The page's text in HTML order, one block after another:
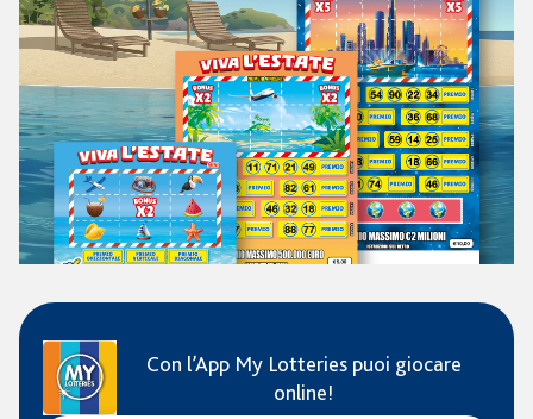
Con l’App My Lotteries puoi giocare
online!